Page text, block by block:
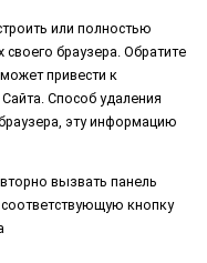
или полностью
браузера. Обратите
привести к
Способ удаления
эту информацию
вызвать панель
кнопку